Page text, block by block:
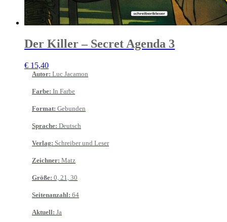
Der Killer – Secret Agenda 3
€ 15,40
Autor: Luc Jacamon
Farbe: In Farbe
Format: Gebunden
Sprache: Deutsch
Verlag: Schreiber und Leser
Zeichner: Matz
Größe: 0, 21, 30
Seitenanzahl: 64
Aktuell: Ja